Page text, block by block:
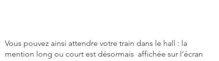
Vous pouvez ainsi attendre votre train dans le hall : la
mention long ou court est désormais affichée sur l’écran